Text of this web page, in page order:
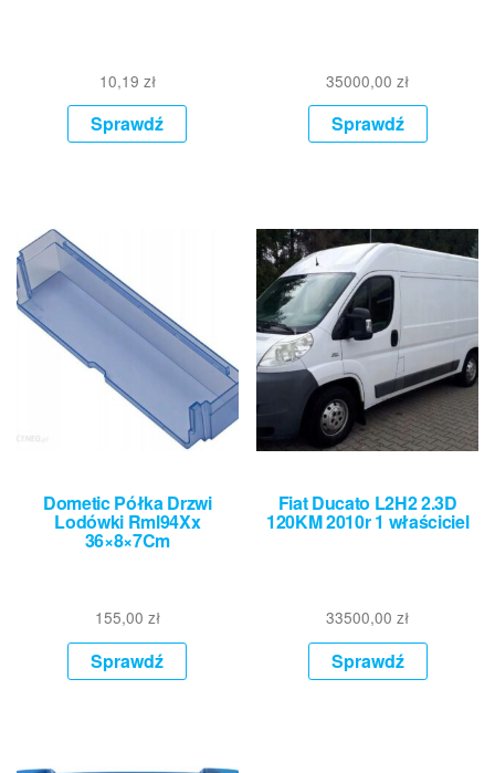
10,19 zł
Sprawdź
35000,00zł
Sprawdź
Dometic Półka Drzwi
Lodówki Rml94Xx
36×8×7Cm
155,00 zł
Sprawdź
Fiat Ducato L2H2 2.3D
120KM 2010r 1 właściciel
33500,00zł
Sprawdź